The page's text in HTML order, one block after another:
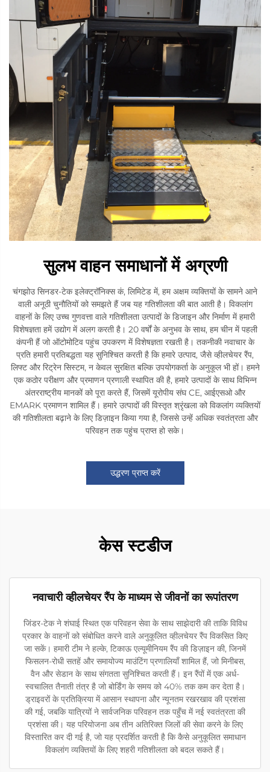
सुलभ वाहन समाधानों में अग्रणी
चंगझोउ सिनडर-टेक इलेक्ट्रॉनिक्स कं, लिमिटेड में, हम अक्षम व्यक्तियों के सामने आने
वाली अनूठी चुनौतियों को समझते हैं जब यह गतिशीलता की बात आती है। विकलांग
वाहनों के लिए उच्च गुणवत्ता वाले गतिशीलता उत्पादों के डिजाइन और निर्माण में हमारी
विशेषज्ञता हमें उद्योग में अलग करती है। 20 वर्षों के अनुभव के साथ, हम चीन में पहली
कंपनी हैं जो ऑटोमोटिव पहुंच उपकरण में विशेषज्ञता रखती है। तकनीकी नवाचार के
प्रति हमारी प्रतिबद्धता यह सुनिश्चित करती है कि हमारे उत्पाद, जैसे व्हीलचेयर रैंप,
लिफ्ट और रिट्रेन सिस्टम, न केवल सुरक्षित बल्कि उपयोगकर्ता के अनुकूल भी हों। हमने
एक कठोर परीक्षण और प्रमाणन प्रणाली स्थापित की है, हमारे उत्पादों के साथ विभिन्न
अंतरराष्ट्रीय मानकों को पूरा करते हैं, जिसमें यूरोपीय संघ CE, आईएसओ और
EMARK प्रमाणन शामिल हैं। हमारे उत्पादों की विस्तृत श्रृंखला को विकलांग व्यक्तियों
की गतिशीलता बढ़ाने के लिए डिज़ाइन किया गया है, जिससे उन्हें अधिक स्वतंत्रता और
परिवहन तक पहुंच प्राप्त हो सके।
उद्धरण प्राप्त करें
केस स्टडीज
नवाचारी व्हीलचेयर रैंप के माध्यम से जीवनों का रूपांतरण
जिंडर-टेक ने शंघाई स्थित एक परिवहन सेवा के साथ साझेदारी की ताकि विविध
प्रकार के वाहनों को संबोधित करने वाले अनुकूलित व्हीलचेयर रैंप विकसित किए
जा सकें। हमारी टीम ने हल्के, टिकाऊ एल्यूमीनियम रैंप की डिज़ाइन की, जिनमें
फिसलन-रोधी सतहें और समायोज्य माउंटिंग प्रणालियाँ शामिल हैं, जो मिनीबस,
वैन और सेडान के साथ संगतता सुनिश्चित करती हैं। इन रैंपों में एक अर्ध-
स्वचालित तैनाती तंत्र है जो बोर्डिंग के समय को 40% तक कम कर देता है।
ड्राइवरों के प्रतिक्रिया में आसान स्थापना और न्यूनतम रखरखाव की प्रशंसा
की गई, जबकि यात्रियों ने सार्वजनिक परिवहन तक पहुँच में नई स्वतंत्रता की
प्रशंसा की। यह परियोजना अब तीन अतिरिक्त जिलों की सेवा करने के लिए
विस्तारित कर दी गई है, जो यह प्रदर्शित करती है कि कैसे अनुकूलित समाधान
विकलांग व्यक्तियों के लिए शहरी गतिशीलता को बदल सकते हैं।